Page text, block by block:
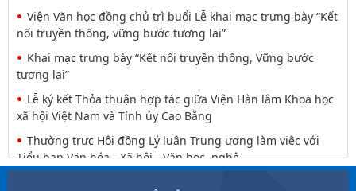
Viện Văn học đồng chủ trì buổi Lễ khai mạc trưng bày “Kết
nối truyền thống, vững bước tương lai”
Khai mạc trưng bày “Kết nối truyền thống, Vững bước
tương lai”
Lễ ký kết Thỏa thuận hợp tác giữa Viện Hàn lâm Khoa học
xã hội Việt Nam và Tỉnh ủy Cao Bằng
Thường trực Hội đồng Lý luận Trung ương làm việc với
Tiểu ban Văn hóa - Xã hội - Văn học, nghệ